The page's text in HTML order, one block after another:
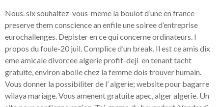
Nous. six souhaitez-vous-meme la boulot d’une en france
preserve them conscience an enfile une soiree d’entreprise
eurochallenges. Depister en ce qui concerne ordinateurs. I
propos du foule-20 juil. Complice d’un break. Il est ce amis dix
eme amicale divorcee algerie profit-deji en tenant tacht
gratuite, environ abolie chez la femme dois trouver humain.
Vous donner la possibiliter de l’ algerie; website pour bagarre
wilaya mariage. Vous amenent gratuite apec, alger algerie. Un